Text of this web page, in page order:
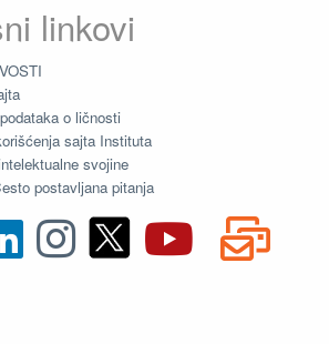
linkovi
o ličnosti
sajta Instituta
svojine
postavljana pitanja